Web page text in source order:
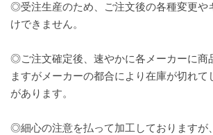
◎受注生産のため、ご注文後の各種変更や
けできません。
◎ご注文確定後、速やかに各メーカーに商
ますがメーカーの都合により在庫が切れて
があります。
◎細心の注意を払って加工しておりますが